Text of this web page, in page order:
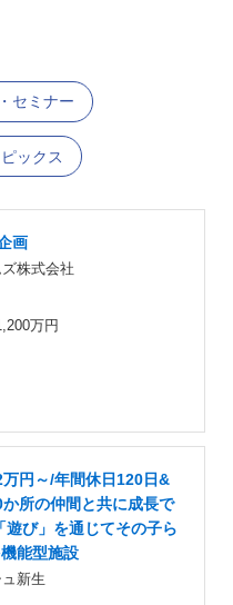
セミナー
ックス
画
株式会社
万円
円～/年間休日120日&
所の仲間と共に成長で
遊び」を通じてその子ら
能型施設
新生